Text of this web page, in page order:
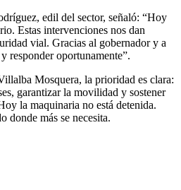
edil del sector, señaló: “Hoy
Estas intervenciones nos dan
vial. Gracias al gobernador y a
responder oportunamente”.
Mosquera, la prioridad es clara:
garantizar la movilidad y sostener
la maquinaria no está detenida.
donde más se necesita.